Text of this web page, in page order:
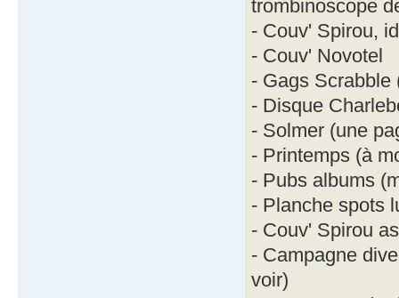
trombinoscope
- Couv' Spirou,
- Couv' Novotel
- Gags Scrabble
- Disque
- Solmer (une
- Printemps (à
- Pubs albums
- Planche spots
- Couv' Spirou
- Campagne
voir)